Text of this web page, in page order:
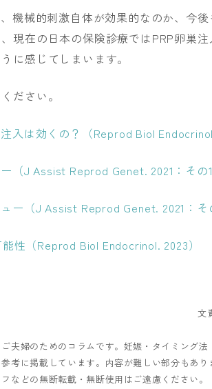
機械的刺激自体が効果的なのか、今
現在の日本の保険診療ではPRP卵巣
に感じてしまいます。
ださい。
入は効くの？（Reprod Biol Endocrinol.
（J Assist Reprod Genet. 2021：その1
ー（J Assist Reprod Genet. 2021：そ
性（Reprod Biol Endocrinol. 2023）
文
夫婦のためのコラムです。妊娠・タイミング
考に掲載しています。内容が難しい部分もあり
などの無断転載・無断使用はご遠慮ください。